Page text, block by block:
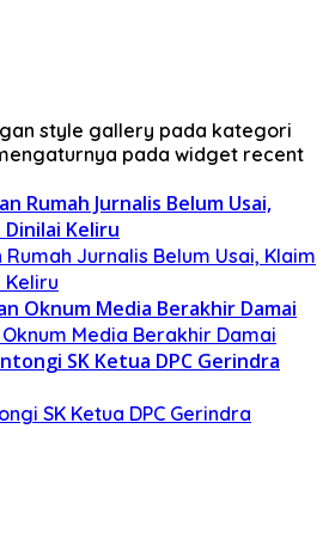
style gallery pada kategori
pada widget recent
Jurnalis Belum Usai, Klaim
Keliru
Media Berakhir Damai
SK Ketua DPC Gerindra